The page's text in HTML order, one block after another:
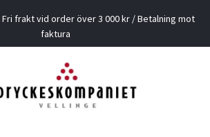
frakt vid order över 3 000 kr / Betalning mot
faktura